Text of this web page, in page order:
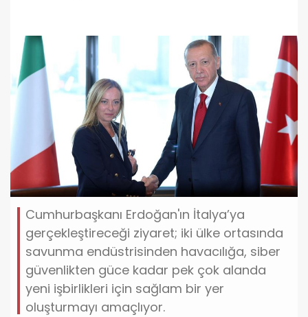
Cumhurbaşkanı Erdoğan'ın İtalya’ya
gerçekleştireceği ziyaret; iki ülke ortasında
savunma endüstrisinden havacılığa, siber
güvenlikten güce kadar pek çok alanda
yeni işbirlikleri için sağlam bir yer
oluşturmayı amaçlıyor.